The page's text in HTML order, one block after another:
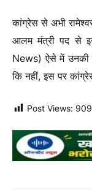
कांग्रेस से अभी
आलम मंत्री पद से
News) ऐसे में उनकी
कि नहीं, इस पर
Post Views: 909